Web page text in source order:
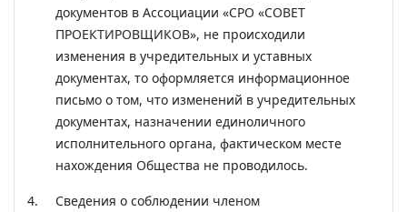
документов в Ассоциации «СРО «СОВЕТ
ПРОЕКТИРОВЩИКОВ», не происходили
изменения в учредительных и уставных
документах, то оформляется информационное
письмо о том, что изменений в учредительных
документах, назначении единоличного
исполнительного органа, фактическом месте
нахождения Общества не проводилось.
Сведения о соблюдении членом